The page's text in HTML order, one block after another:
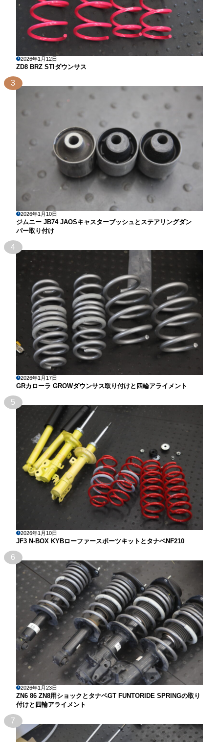
2026年1月12日
ZD8 BRZ STIダウンサス
3
2026年1月10日
ジムニー JB74 JAOSキャスターブッシュとステアリングダン
パー取り付け
4
2026年1月17日
GRカローラ GROWダウンサス取り付けと四輪アライメント
5
2026年1月10日
JF3 N-BOX KYBローファースポーツキットとタナベNF210
6
2026年1月23日
ZN6 86 ZN8用ショックとタナベGT FUNTORIDE SPRINGの取り
付けと四輪アライメント
7